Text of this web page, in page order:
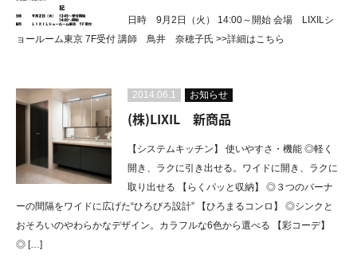
日時 9月2日（火） 14:00～開始 会場 LIXILシ
ョールーム東京 7F受付 講師 鳥井 奈穂子氏 >>詳細はこちら
2014.06.1 お知らせ
(株)LIXIL 新商品
【システムキッチン】 使いやすさ・機能 ◎軽く
開き、ラクに引き出せる。ワイドに開き、ラクに
取り出せる 【らくパッと収納】 ◎３つのバーナ
ーの間隔をワイドに広げた“ひろびろ設計” 【ひろまるコンロ】 ◎シンクと
おそろいのやわらかなデザイン。カラフルな6色から選べる 【彩コーデ】
◎ […]